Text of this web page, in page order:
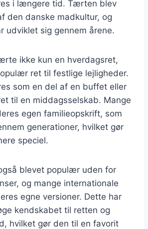
i længere tid. Tærten blev
den danske madkultur, og
udviklet sig gennem årene.
ikke kun en hverdagsret,
ret til festlige lejligheder.
som en del af en buffet eller
til en middagsselskab. Mange
egen familieopskrift, som
generationer, hvilket gør
speciel.
blevet populær uden for
og mange internationale
egne versioner. Dette har
kendskabet til retten og
hvilket gør den til en favorit